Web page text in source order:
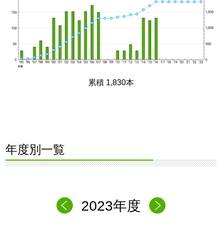
累積 1,830本
年度別一覧
2023年度